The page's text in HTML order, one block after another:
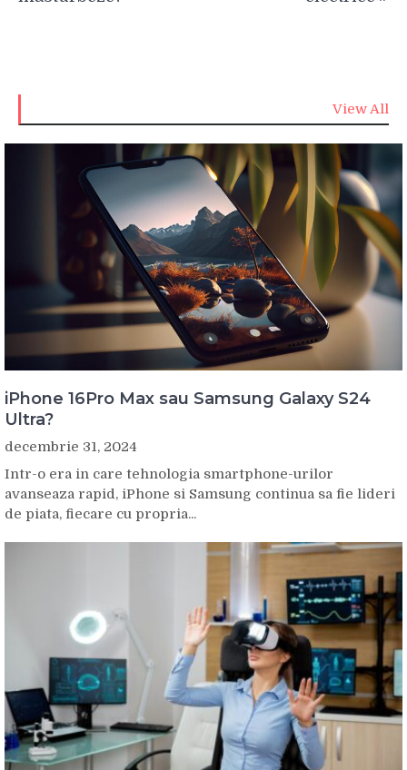
View All
iPhone 16Pro Max sau Samsung Galaxy S24
Ultra?
decembrie 31, 2024
Intr-o era in care tehnologia smartphone-urilor
avanseaza rapid, iPhone si Samsung continua sa fie lideri
de piata, fiecare cu propria...